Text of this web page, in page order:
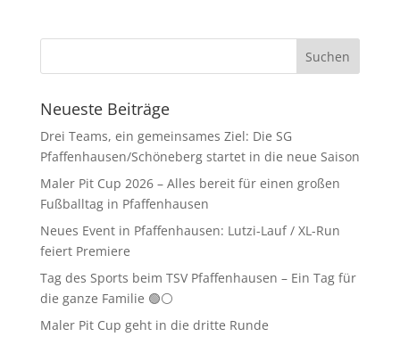
Neueste Beiträge
Drei Teams, ein gemeinsames Ziel: Die SG
Pfaffenhausen/Schöneberg startet in die neue Saison
Maler Pit Cup 2026 – Alles bereit für einen großen
Fußballtag in Pfaffenhausen
Neues Event in Pfaffenhausen: Lutzi-Lauf / XL-Run
feiert Premiere
Tag des Sports beim TSV Pfaffenhausen – Ein Tag für
die ganze Familie 🟢⚪
Maler Pit Cup geht in die dritte Runde